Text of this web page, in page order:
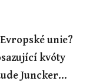
unie?
kvóty
Juncker...